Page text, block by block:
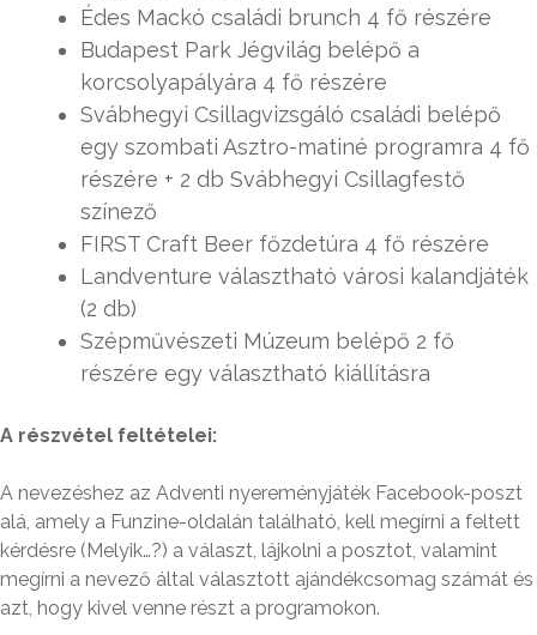
Édes Mackó családi brunch 4 fő részére
Budapest Park Jégvilág belépő a
korcsolyapályára 4 fő részére
Svábhegyi Csillagvizsgáló családi belépő
egy szombati Asztro-matiné programra 4 fő
részére + 2 db Svábhegyi Csillagfestő
színező
FIRST Craft Beer főzdetúra 4 fő részére
Landventure választható városi kalandjáték
(2 db)
Szépművészeti Múzeum belépő 2 fő
részére egy választható kiállításra
A részvétel feltételei:
A nevezéshez az Adventi nyereményjáték Facebook-poszt
alá, amely a Funzine-oldalán található, kell megírni a feltett
kérdésre (Melyik…?) a választ, lájkolni a posztot, valamint
megírni a nevező által választott ajándékcsomag számát és
azt, hogy kivel venne részt a programokon.